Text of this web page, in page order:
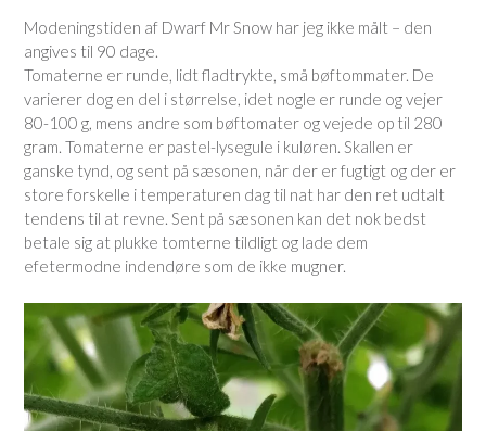
Modeningstiden af Dwarf Mr Snow har jeg ikke målt – den
angives til 90 dage.
Tomaterne er runde, lidt fladtrykte, små bøftommater. De
varierer dog en del i størrelse, idet nogle er runde og vejer
80-100 g, mens andre som bøftomater og vejede op til 280
gram. Tomaterne er pastel-lysegule i kuløren. Skallen er
ganske tynd, og sent på sæsonen, når der er fugtigt og der er
store forskelle i temperaturen dag til nat har den ret udtalt
tendens til at revne. Sent på sæsonen kan det nok bedst
betale sig at plukke tomterne tildligt og lade dem
efetermodne indendøre som de ikke mugner.